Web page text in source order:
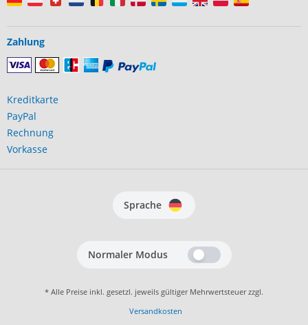
Zahlung
Kreditkarte
PayPal
Rechnung
Vorkasse
Sprache
Normaler Modus
* Alle Preise inkl. gesetzl. jeweils gültiger Mehrwertsteuer zzgl.
Versandkosten